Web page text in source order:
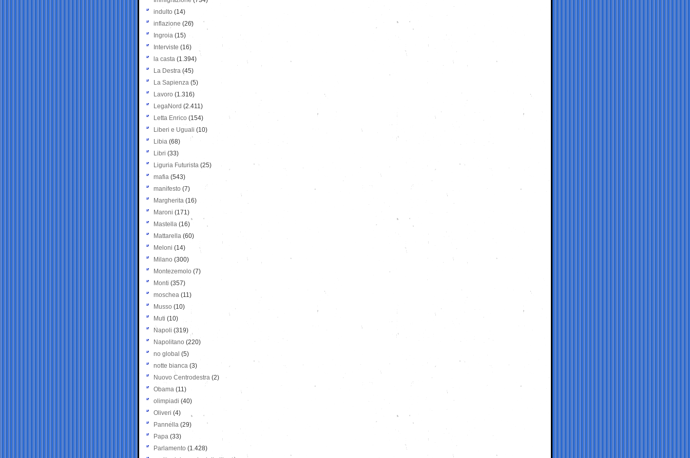
indulto (14)
inflazione (26)
Ingroia (15)
Interviste (16)
la casta (1.394)
La Destra (45)
La Sapienza (5)
Lavoro (1.316)
LegaNord (2.411)
Letta Enrico (154)
Liberi e Uguali (10)
Libia (68)
Libri (33)
Liguria Futurista (25)
mafia (543)
manifesto (7)
Margherita (16)
Maroni (171)
Mastella (16)
Mattarella (60)
Meloni (14)
Milano (300)
Montezemolo (7)
Monti (357)
moschea (11)
Musso (10)
Muti (10)
Napoli (319)
Napolitano (220)
no global (5)
notte bianca (3)
Nuovo Centrodestra (2)
Obama (11)
olimpiadi (40)
Oliveri (4)
Pannella (29)
Papa (33)
Parlamento (1.428)